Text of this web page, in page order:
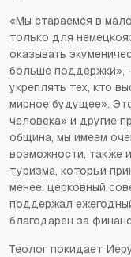
«Мы стараемся в
только для
оказывать
больше поддержки»,
укреплять тех, кто
мирное будущее».
человека» и другие
община, мы имеем
возможности, также
туризма, который
менее, церковный
поддержал
благодарен за
Теолог покидает